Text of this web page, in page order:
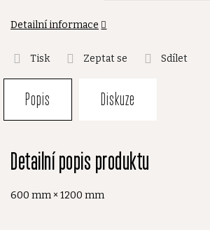
Detailní informace
Tisk Zeptat se Sdílet
Popis Diskuze
Detailní popis produktu
600 mm × 1200 mm